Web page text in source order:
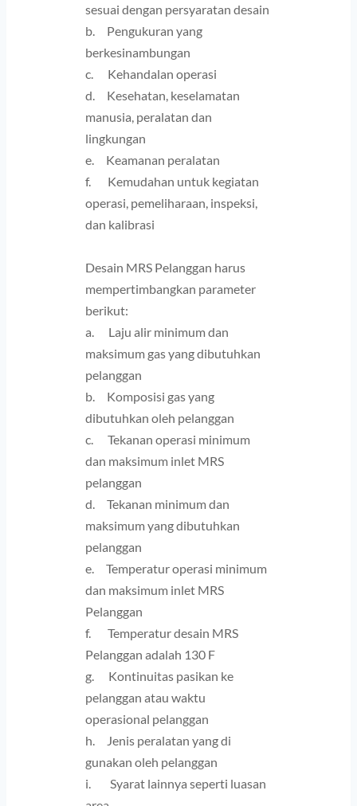
sesuai dengan persyaratan desain
b.     Pengukuran yang
berkesinambungan
c.      Kehandalan operasi
d.     Kesehatan, keselamatan
manusia, peralatan dan
lingkungan
e.     Keamanan peralatan
f.       Kemudahan untuk kegiatan
operasi, pemeliharaan, inspeksi,
dan kalibrasi
Desain MRS Pelanggan harus
mempertimbangkan parameter
berikut:
a.      Laju alir minimum dan
maksimum gas yang dibutuhkan
pelanggan
b.     Komposisi gas yang
dibutuhkan oleh pelanggan
c.      Tekanan operasi minimum
dan maksimum inlet MRS
pelanggan
d.     Tekanan minimum dan
maksimum yang dibutuhkan
pelanggan
e.     Temperatur operasi minimum
dan maksimum inlet MRS
Pelanggan
f.       Temperatur desain MRS
Pelanggan adalah 130 F
g.      Kontinuitas pasikan ke
pelanggan atau waktu
operasional pelanggan
h.     Jenis peralatan yang di
gunakan oleh pelanggan
i.        Syarat lainnya seperti luasan